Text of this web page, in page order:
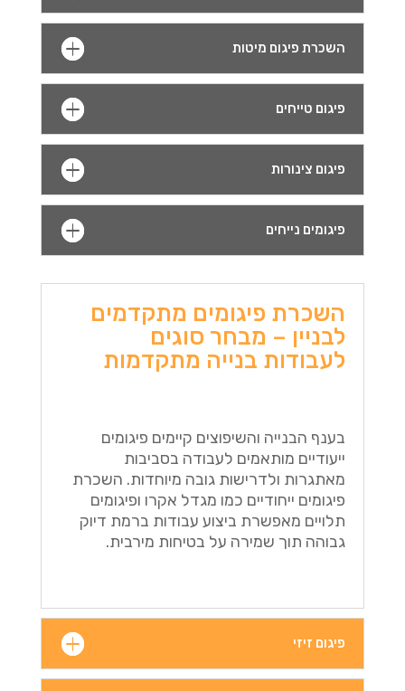
השכרת פיגום מיטות
פיגום טייחים
פיגום צינורות
פיגומים נייחים
השכרת פיגומים מתקדמים
לבניין – מבחר סוגים
לעבודות בנייה מתקדמות
בענף הבנייה והשיפוצים קיימים פיגומים
ייעודיים מותאמים לעבודה בסביבות
מאתגרות ולדרישות גובה מיוחדות. השכרת
פיגומים ייחודיים כמו מגדל אקרו ופיגומים
תלויים מאפשרת ביצוע עבודות ברמת דיוק
גבוהה תוך שמירה על בטיחות מירבית.
פיגום זיזי